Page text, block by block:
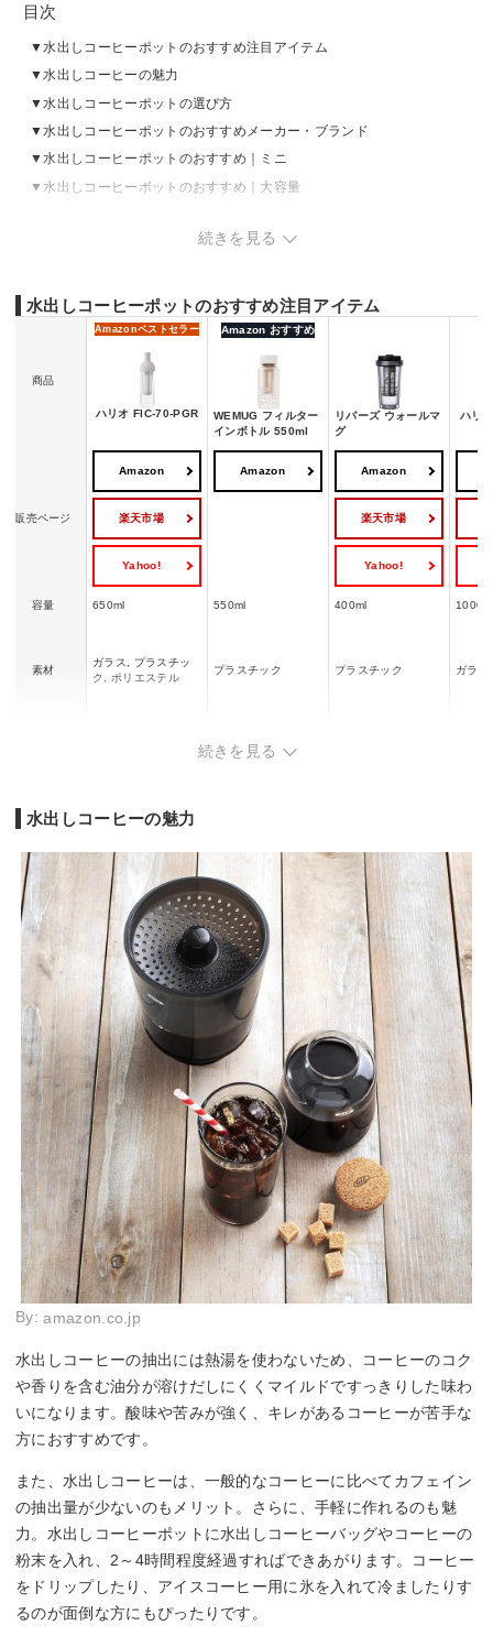
目次
水出しコーヒーポットのおすすめ注目アイテム
水出しコーヒーの魅力
水出しコーヒーポットの選び方
水出しコーヒーポットのおすすめメーカー・ブランド
水出しコーヒーポットのおすすめ｜ミニ
水出しコーヒーポットのおすすめ｜大容量
続きを見る
水出しコーヒーポットのおすすめ注目アイテム
商品
Amazonベストセラー
ハリオ FIC-70-PGR
Amazon おすすめ
WEMUG フィルター
インボトル 550ml
リバーズ ウォールマ
グ
ハリ
販売ページ
Amazon
楽天市場
Yahoo!
Amazon Amazon
楽天市場
Yahoo!
容量 650ml 550ml 400ml
素材
ガラス, プラスチッ
ク, ポリエステル
プラスチック プラスチック ガラス
続きを見る
水出しコーヒーの魅力
By:amazon.co.jp
水出しコーヒーの抽出には熱湯を使わないため、コーヒーのコク
や香りを含む油分が溶けだしにくくマイルドですっきりした味わ
いになります。酸味や苦みが強く、キレがあるコーヒーが苦手な
方におすすめです。
また、水出しコーヒーは、一般的なコーヒーに比べてカフェイン
の抽出量が少ないのもメリット。さらに、手軽に作れるのも魅
力。水出しコーヒーポットに水出しコーヒーバッグやコーヒーの
粉末を入れ、2～4時間程度経過すればできあがります。コーヒー
をドリップしたり、アイスコーヒー用に氷を入れて冷ましたりす
るのが面倒な方にもぴったりです。